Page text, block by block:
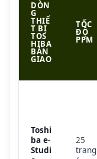
DÒN
G
THIẾ
T BỊ
TOS
HIBA
BÀN
GIAO
TỐC
ĐỘ
PPM
Toshi
ba e-
Studi
25
trang